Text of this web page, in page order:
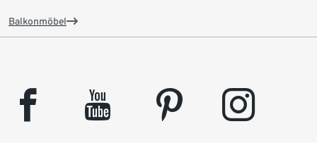
Balkonmöbel
facebook youtube pinterest instagram